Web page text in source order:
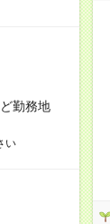
勤務地
い